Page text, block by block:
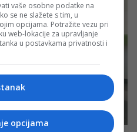
vaše osobne podatke na
se ne slažete s tim, u
opcijama. Potražite vezu pri
web-lokacije za upravljanje
u postavkama privatnosti i
opcijama